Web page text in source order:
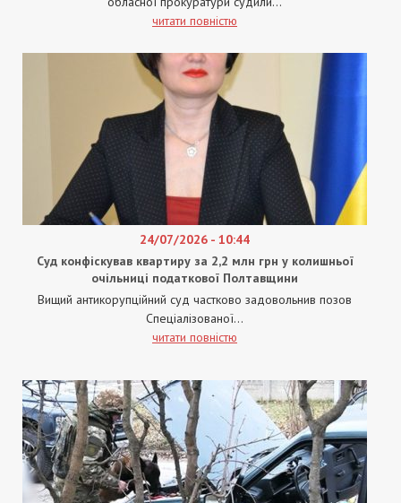
читати повністю
24/07/2026 - 10:44
Суд конфіскував квартиру за 2,2 млн грн у колишньої
очільниці податкової Полтавщини
Вищий антикорупційний суд частково задовольнив позов
Спеціалізованої...
читати повністю